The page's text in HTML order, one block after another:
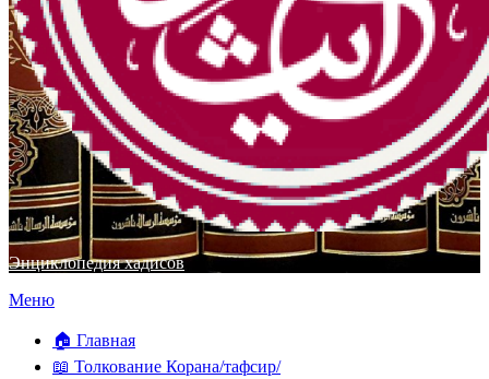
Энциклопедия хадисов
Перейти
содержимому
Меню
🏠 Главная
📖 Толкование Корана/тафсир/